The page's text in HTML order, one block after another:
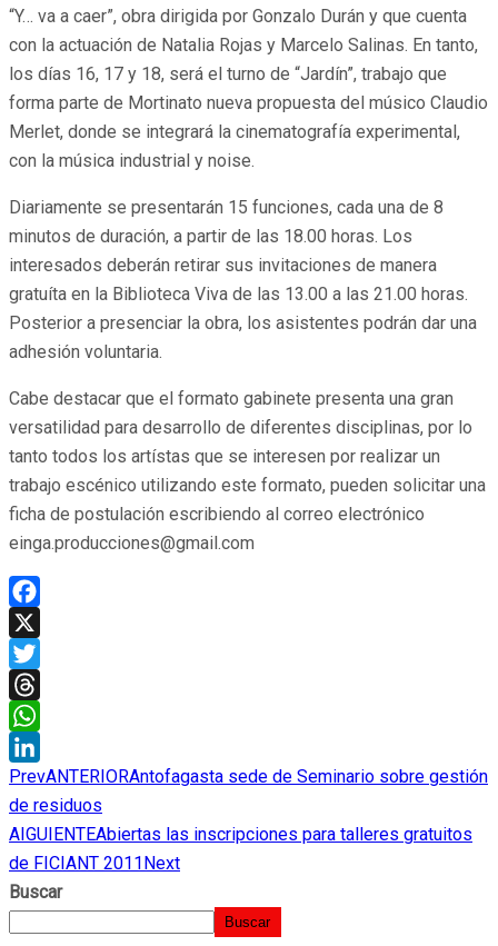
“Y… va a caer”, obra dirigida por Gonzalo Durán y que cuenta
con la actuación de Natalia Rojas y Marcelo Salinas. En tanto,
los días 16, 17 y 18, será el turno de “Jardín”, trabajo que
forma parte de Mortinato nueva propuesta del músico Claudio
Merlet, donde se integrará la cinematografía experimental,
con la música industrial y noise.
Diariamente se presentarán 15 funciones, cada una de 8
minutos de duración, a partir de las 18.00 horas. Los
interesados deberán retirar sus invitaciones de manera
gratuíta en la Biblioteca Viva de las 13.00 a las 21.00 horas.
Posterior a presenciar la obra, los asistentes podrán dar una
adhesión voluntaria.
Cabe destacar que el formato gabinete presenta una gran
versatilidad para desarrollo de diferentes disciplinas, por lo
tanto todos los artístas que se interesen por realizar un
trabajo escénico utilizando este formato, pueden solicitar una
ficha de postulación escribiendo al correo electrónico
einga.producciones@gmail.com
Facebook
X
Twitter
Threads
WhatsApp
LinkedIn
PrevANTERIORAntofagasta sede de Seminario sobre gestión
de residuos
AIGUIENTEAbiertas las inscripciones para talleres gratuitos
de FICIANT 2011 Next
Buscar
Buscar